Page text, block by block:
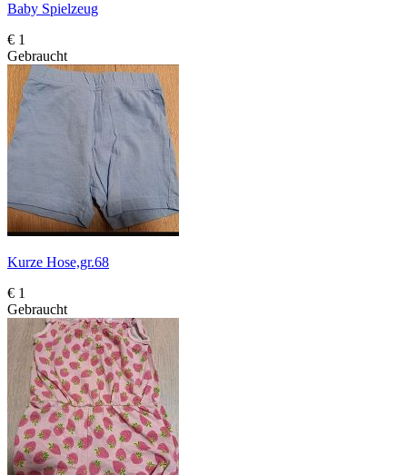
Baby Spielzeug
€ 1
Gebraucht
Kurze Hose,gr.68
€ 1
Gebraucht